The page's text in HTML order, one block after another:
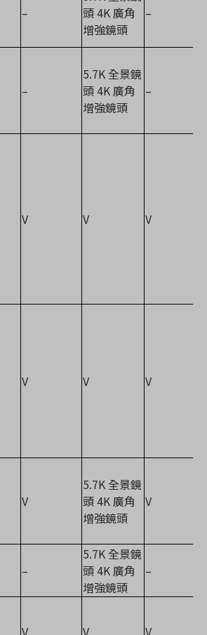
–
頭 4K 廣角
增強鏡頭
–
–
5.7K 全景鏡
頭 4K 廣角
增強鏡頭
–
V V V
V V V
V
5.7K 全景鏡
頭 4K 廣角
增強鏡頭
V
–
5.7K 全景鏡
頭 4K 廣角
增強鏡頭
–
V V V